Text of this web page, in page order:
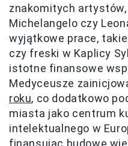
znakomitych
Michelangelo czy
wyjątkowe prace, takie
czy freski w Kaplicy
istotne finansowe
Medyceusze
roku, co dodatkowo
miasta jako centrum
intelektualnego w
finansując budowę